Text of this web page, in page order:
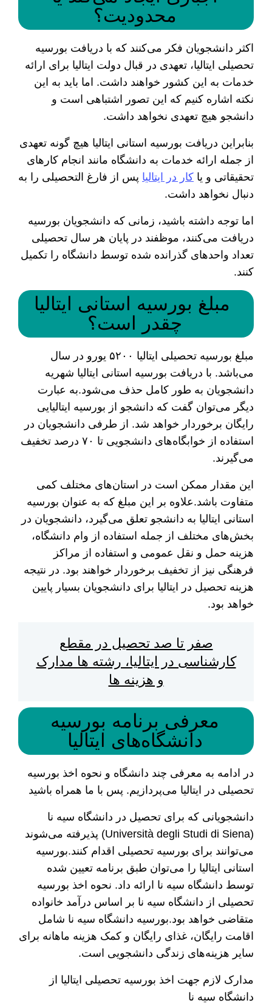
محدودیت؟
اکثر دانشجویان فکر می‌کنند که با دریافت بورسیه
تحصیلی ایتالیا، تعهدی در قبال دولت ایتالیا برای ارائه
خدمات به این کشور خواهند داشت. اما باید به این
نکته اشاره کنیم که این تصور اشتباهی است و
دانشجو هیچ تعهدی نخواهد داشت.
بنابراین دریافت بورسیه استانی ایتالیا هیچ گونه تعهدی
از جمله ارائه خدمات به دانشگاه مانند انجام کار‌های
تحقیقاتی و یا کار در ایتالیا پس از فارغ التحصیلی را به
دنبال نخواهد داشت.
اما توجه داشته باشید، زمانی که دانشجویان بورسیه
دریافت می‌کنند، موظفند در پایان هر سال تحصیلی
تعداد واحد‌های گذرانده شده توسط دانشگاه را تکمیل
کنند.
مبلغ بورسیه استانی ایتالیا
چقدر است؟
مبلغ بورسیه تحصیلی ایتالیا ۵۲۰۰ یورو در سال
می‌باشد. با دریافت بورسیه استانی ایتالیا شهریه
دانشجویان به طور کامل حذف می‌شود.به عبارت
دیگر می‌توان گفت که دانشجو از بورسیه ایتالیایی
رایگان برخوردار خواهد شد. از طرفی دانشجویان در
استفاده از خوابگاه‌های دانشجویی تا ۷۰ درصد تخفیف
می‌گیرند.
این مقدار ممکن است در استان‌های مختلف کمی
متفاوت باشد.علاوه بر این مبلغ که به عنوان بورسیه
استانی ایتالیا به دانشجو تعلق می‌گیرد، دانشجویان در
بخش‌های مختلف از جمله استفاده از وام دانشگاه،
هزینه حمل و نقل عمومی و استفاده از مراکز
فرهنگی نیز از تخفیف برخوردار خواهند بود. در نتیجه
هزینه تحصیل در ایتالیا برای دانشجویان بسیار پایین
خواهد بود.
صفر تا صد تحصیل در مقطع
کارشناسی در ایتالیا، رشته ها مدارک
و هزینه ها
معرفی برنامه بورسیه
دانشگاه‌های ایتالیا
در ادامه به معرفی چند دانشگاه و نحوه اخذ بورسیه
تحصیلی در ایتالیا می‌پردازیم. پس با ما همراه باشید
دانشجویانی که برای تحصیل در دانشگاه سیه نا
(Università degli Studi di Siena) پذیرفته می‌شوند
می‌توانند برای بورسیه تحصیلی اقدام کنند.بورسیه
استانی ایتالیا را می‌توان طبق برنامه تعیین شده
توسط دانشگاه سیه نا ارائه داد. نحوه اخذ بورسیه
تحصیلی از دانشگاه سیه نا بر اساس درآمد خانواده
متقاضی خواهد بود.بورسیه دانشگاه سیه نا شامل
اقامت رایگان، غذای رایگان و کمک هزینه ماهانه برای
سایر هزینه‌های زندگی دانشجویی است.
مدارک لازم جهت اخذ بورسیه تحصیلی ایتالیا از
دانشگاه سیه نا